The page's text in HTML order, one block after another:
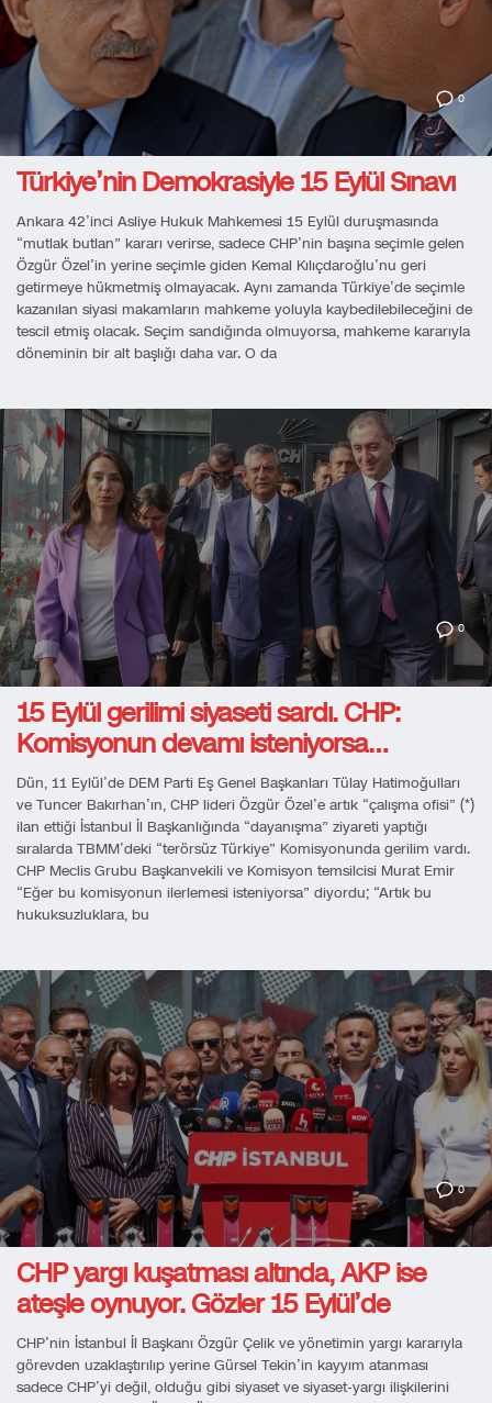
0
Türkiye’nin Demokrasiyle 15 Eylül Sınavı
Ankara 42’inci Asliye Hukuk Mahkemesi 15 Eylül duruşmasında
“mutlak butlan” kararı verirse, sadece CHP’nin başına seçimle gelen
Özgür Özel’in yerine seçimle giden Kemal Kılıçdaroğlu’nu geri
getirmeye hükmetmiş olmayacak. Aynı zamanda Türkiye’de seçimle
kazanılan siyasi makamların mahkeme yoluyla kaybedilebileceğini de
tescil etmiş olacak. Seçim sandığında olmuyorsa, mahkeme kararıyla
döneminin bir alt başlığı daha var. O da
0
15 Eylül gerilimi siyaseti sardı. CHP:
Komisyonun devamı isteniyorsa…
Dün, 11 Eylül’de DEM Parti Eş Genel Başkanları Tülay Hatimoğulları
ve Tuncer Bakırhan’ın, CHP lideri Özgür Özel’e artık “çalışma ofisi” (*)
ilan ettiği İstanbul İl Başkanlığında “dayanışma” ziyareti yaptığı
sıralarda TBMM’deki “terörsüz Türkiye” Komisyonunda gerilim vardı.
CHP Meclis Grubu Başkanvekili ve Komisyon temsilcisi Murat Emir
“Eğer bu komisyonun ilerlemesi isteniyorsa” diyordu; “Artık bu
hukuksuzluklara, bu
0
CHP yargı kuşatması altında, AKP ise
ateşle oynuyor. Gözler 15 Eylül’de
CHP’nin İstanbul İl Başkanı Özgür Çelik ve yönetimin yargı kararıyla
görevden uzaklaştırılıp yerine Gürsel Tekin’in kayyım atanması
sadece CHP’yi değil, olduğu gibi siyaset ve siyaset-yargı ilişkilerini